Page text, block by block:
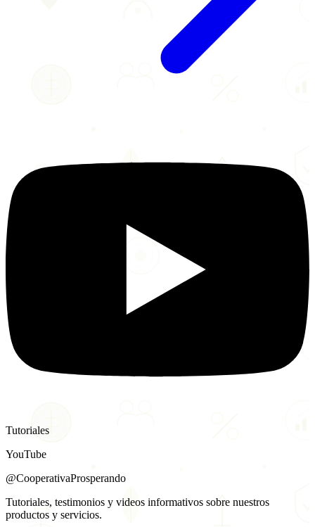
Tutoriales
YouTube
@CooperativaProsperando
Tutoriales, testimonios y videos informativos sobre nuestros
productos y servicios.